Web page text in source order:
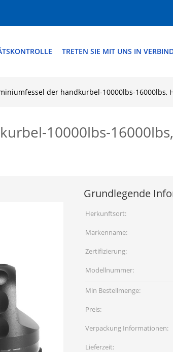
TRETEN SIE MIT UNS IN
der handkurbel-10000lbs-
10000lbs-
Grundlegende
Herkunftsort:
Markenname:
Zertifizierung:
Modellnummer:
Min Bestellmenge:
Preis:
Verpackung Informationen:
Lieferzeit: